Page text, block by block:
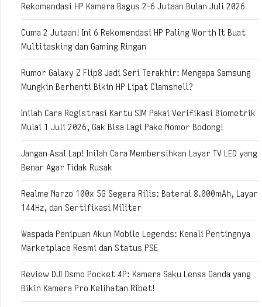
Rekomendasi HP Kamera Bagus 2-6 Jutaan Bulan Juli 2026
Cuma 2 Jutaan! Ini 6 Rekomendasi HP Paling Worth It Buat
Multitasking dan Gaming Ringan
Rumor Galaxy Z Flip8 Jadi Seri Terakhir: Mengapa Samsung
Mungkin Berhenti Bikin HP Lipat Clamshell?
Inilah Cara Registrasi Kartu SIM Pakai Verifikasi Biometrik
Mulai 1 Juli 2026, Gak Bisa Lagi Pake Nomor Bodong!
Jangan Asal Lap! Inilah Cara Membersihkan Layar TV LED yang
Benar Agar Tidak Rusak
Realme Narzo 100x 5G Segera Rilis: Baterai 8.000mAh, Layar
144Hz, dan Sertifikasi Militer
Waspada Penipuan Akun Mobile Legends: Kenali Pentingnya
Marketplace Resmi dan Status PSE
Review DJI Osmo Pocket 4P: Kamera Saku Lensa Ganda yang
Bikin Kamera Pro Kelihatan Ribet!